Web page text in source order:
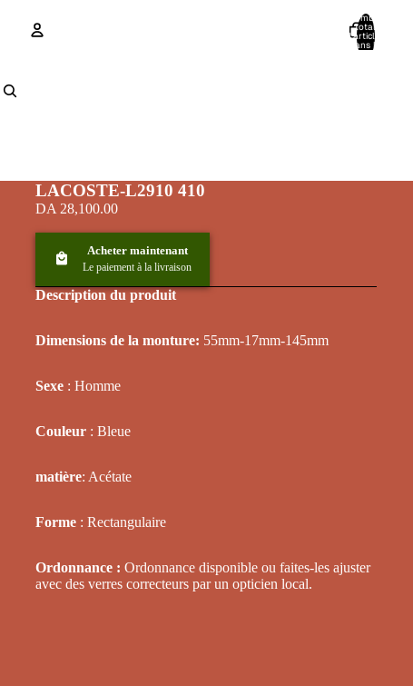
Nombre
total
d’articles
dans le
LACOSTE-L2910 410
DA 28,100.00
Acheter maintenant
Le paiement à la livraison
Description du produit
Dimensions de la monture: 55mm-17mm-145mm
Sexe : Homme
Couleur : Bleue
matière: Acétate
Forme : Rectangulaire
Ordonnance : Ordonnance disponible ou faites-les ajuster
avec des verres correcteurs par un opticien local.